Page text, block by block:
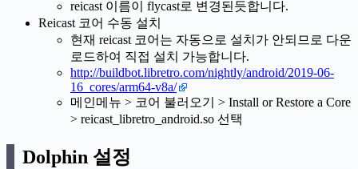
reicast 이름이 flycast로 변경된듯합니다.
Reicast 코어 수동 설치
현재 reicast 코어는 자동으로 설치가 안되므로 다운
로드하여 직접 설치 가능합니다.
http://buildbot.libretro.com/nightly/android/2019-06-
16_cores/arm64-v8a/
메인메뉴 > 코어 불러오기 > Install or Restore a Core
> reicast_libretro_android.so 선택
Dolphin 설정